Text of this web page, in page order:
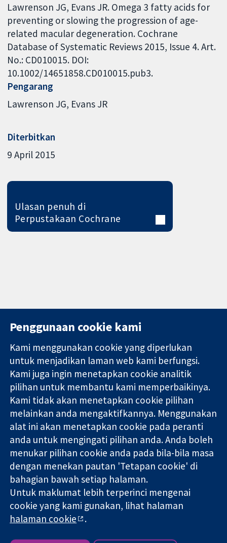
Lawrenson JG, Evans JR. Omega 3 fatty acids for
preventing or slowing the progression of age-
related macular degeneration. Cochrane
Database of Systematic Reviews 2015, Issue 4. Art.
No.: CD010015. DOI:
10.1002/14651858.CD010015.pub3.
Pengarang
Lawrenson JG Evans JR
Diterbitkan
9 April 2015
Ulasan penuh di
Perpustakaan Cochrane
Bukti yang
dipercayai.
keputusan
termaklum
Kesihatan yang
lebih baik
11-13 Cavendish
Square
London
W1G 0AN
United Kingdom
Hubungi kita
Berita
Pejabat
akhbar
Perihal Kami
Pekerjaan
Cochrane
Library
Kolaborasi Cochrane ialah sebuah badan amal (no. 1045921) dan
sebuah syarikat terhad oleh jaminan (no. 03044323) yang
berdaftar di England & Wales. Nombor pendaftaran VAT GB 718
2127 49.
Hak Cipta © 2026 Kolabrasi Cochrane
Terma & Syarat Laman Web
|Penafian|Kerahsiaan
Penggunaan cookie kami
Kami menggunakan cookie yang diperlukan
untuk menjadikan laman web kami berfungsi.
Kami juga ingin menetapkan cookie analitik
pilihan untuk membantu kami memperbaikinya.
Kami tidak akan menetapkan cookie pilihan
melainkan anda mengaktifkannya. Menggunakan
alat ini akan menetapkan cookie pada peranti
anda untuk mengingati pilihan anda. Anda boleh
menukar pilihan cookie anda pada bila-bila masa
dengan menekan pautan 'Tetapan cookie' di
bahagian bawah setiap halaman.
Untuk maklumat lebih terperinci mengenai
cookie yang kami gunakan, lihat halaman
halaman cookie
.